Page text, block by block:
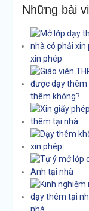
Những bài
xin phép
thêm không?